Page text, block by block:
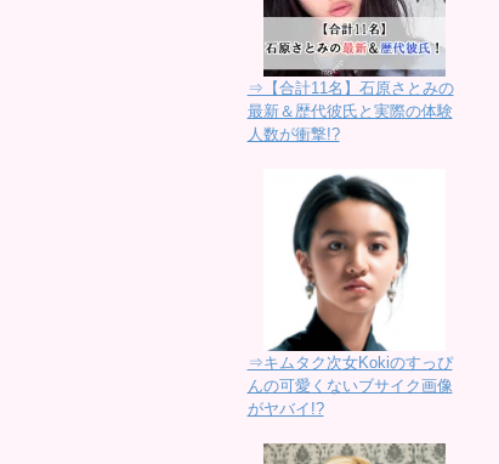
⇒【合計11名】石原さとみの
最新＆歴代彼氏と実際の体験
人数が衝撃!?
⇒キムタク次女Kokiのすっぴ
んの可愛くないブサイク画像
がヤバイ!?